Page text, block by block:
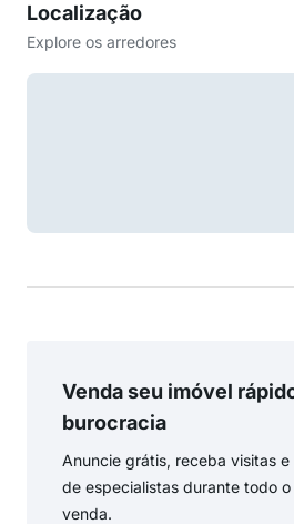
Localização
Explore os arredores
Venda seu imóvel
burocracia
Anuncie grátis, receba visitas
de especialistas durante todo
venda.